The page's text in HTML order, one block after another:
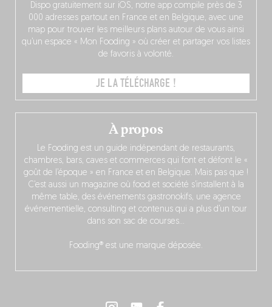
À propos
Le Fooding est un guide indépendant de restaurants,
chambres, bars, caves et commerces qui font et défont le «
goût de l’époque » en France et en Belgique. Mais pas que !
C’est aussi un magazine où food et société s’installent à la
même table, des événements gastronokifs, une agence
événementielle, consulting et contenus qui a plus d’un tour
dans son sac de courses…
Fooding® est une marque déposée.
Dispo gratuitement sur iOS, notre app compile près de 3
000 adresses partout en France et en Belgique, avec une
map pour trouver les meilleurs plans autour de vous ainsi
qu’un espace « Mon Fooding » où créer et partager vos listes
de favoris à volonté.
JE LA TÉLÉCHARGE !